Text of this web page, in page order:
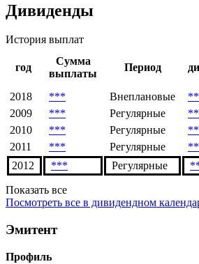
Дивиденды
История выплат
год
Сумма
выплаты
Период
2018
*** Внеплановые
2009
*** Регулярные
2010
*** Регулярные
2011
*** Регулярные
2012
*** Регулярные
Показать все
Посмотреть все в дивидендном
Эмитент
Профиль